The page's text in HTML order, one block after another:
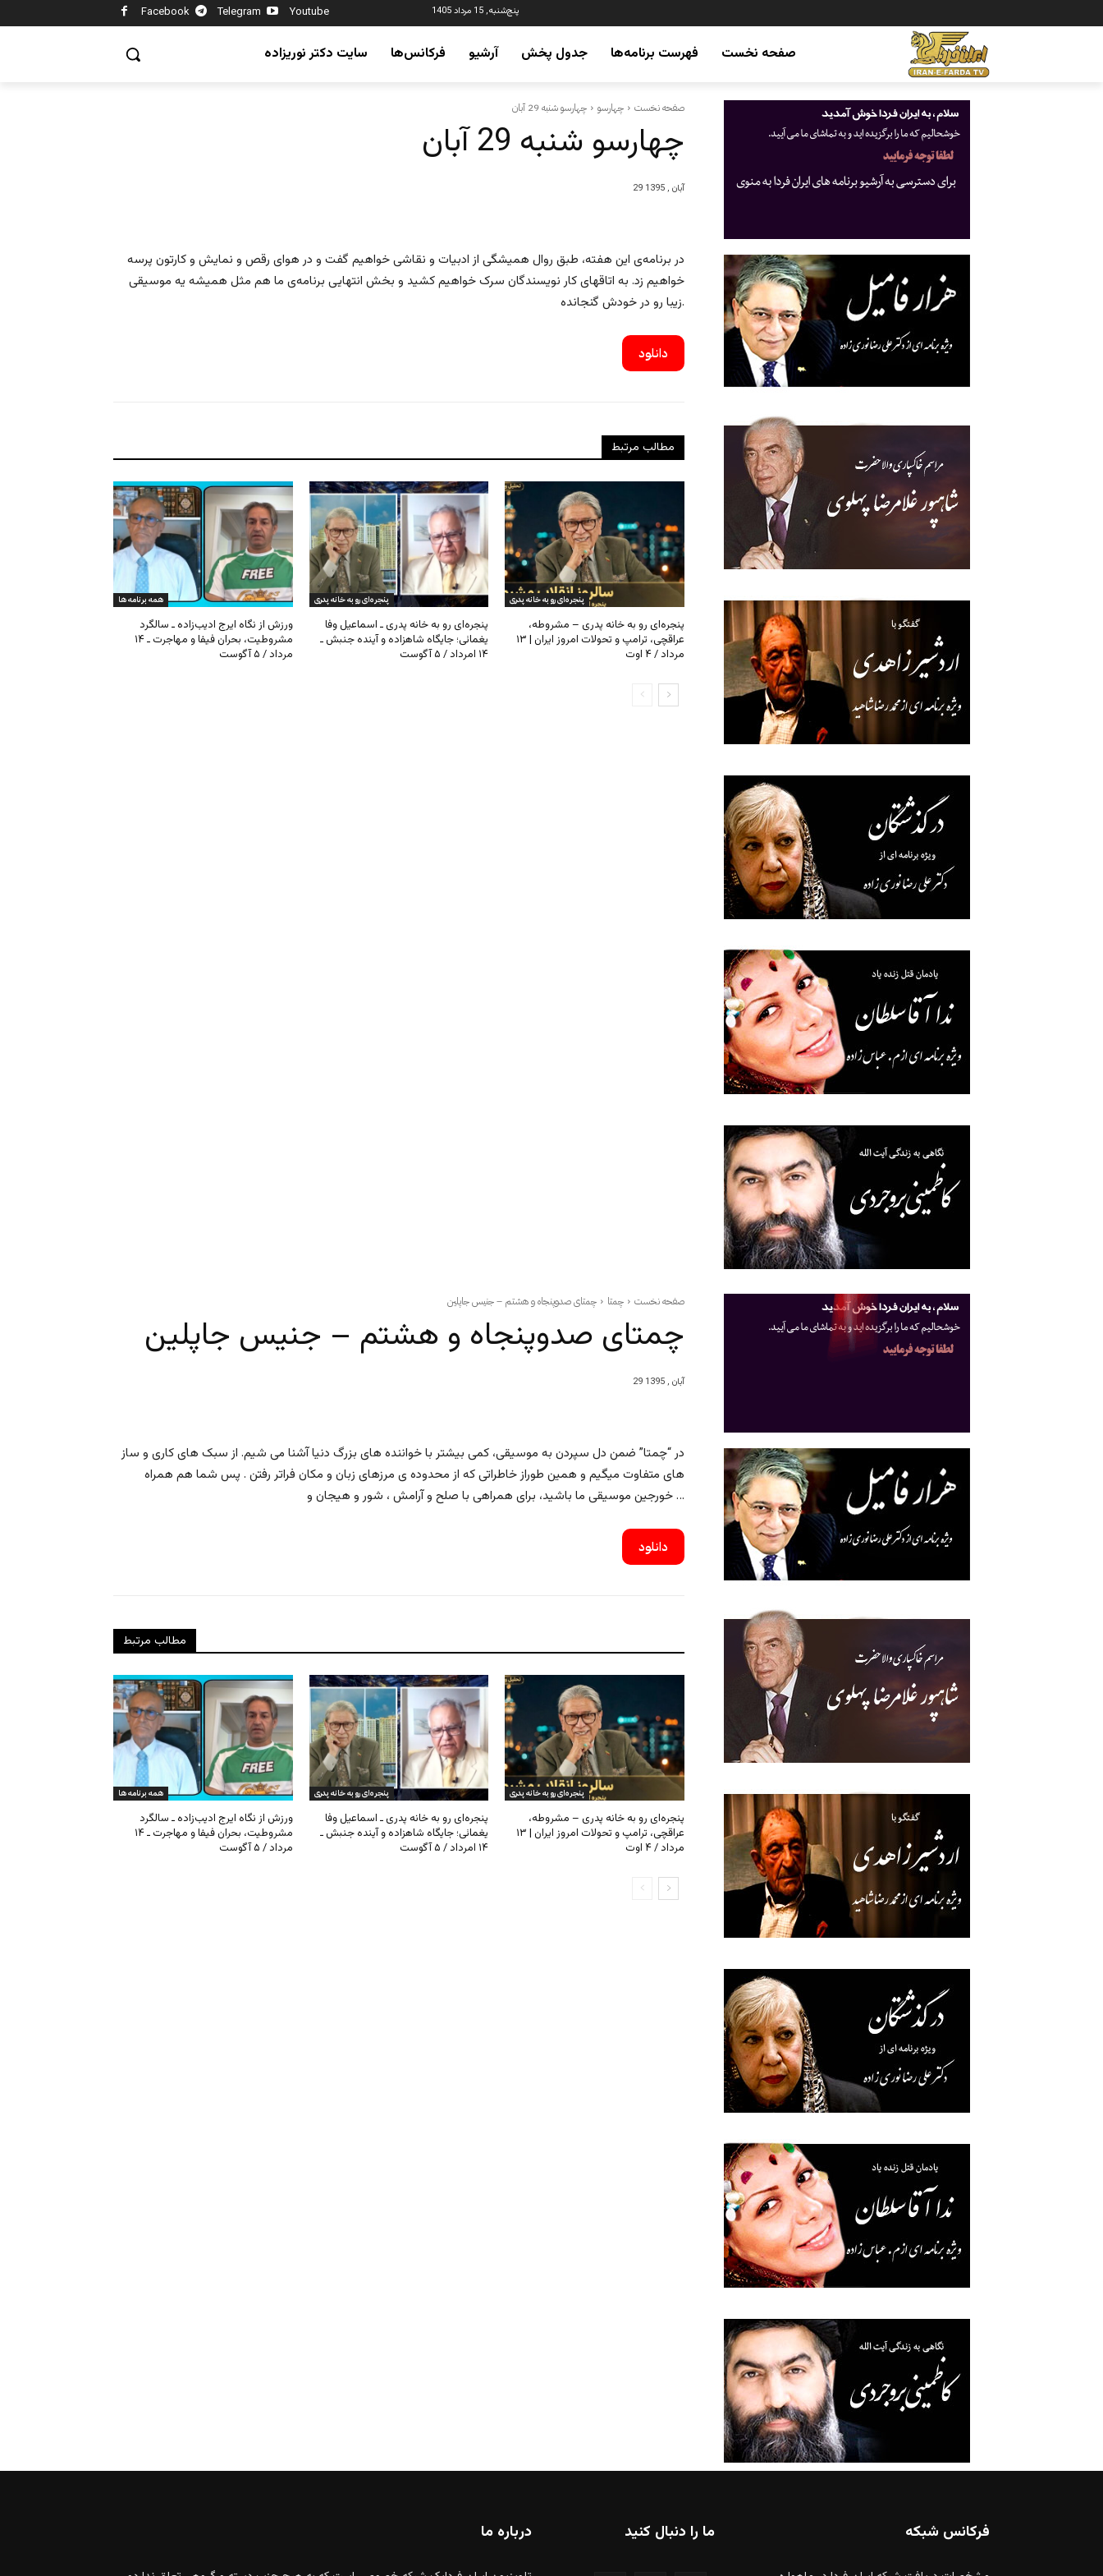
Facebook Telegram Youtube پنج‌شنبه, 15 مرداد 1405
صفحه نخست فهرست برنامه‌ها جدول پخش آرشیو فرکانس‌ها سایت دکتر نوریزاده
صفحه نخست چهارسو چهارسو شنبه 29 آبان
چهارسو شنبه 29 آبان
29 آبان , 1395
در برنامه‌ی این هفته، طبق روال همیشگی از ادبیات و نقاشی خواهیم گفت و در هوای رقص و نمایش و کارتون پرسه
خواهیم زد. به اتاقهای کار نویسندگان سرک خواهیم کشید و بخش انتهایی برنامه‌ی ما هم مثل همیشه یه موسیقی
زیبا رو در خودش گنجانده.
دانلود
مطالب مرتبط
همه برنامه ها
ورزش از نگاه ایرج ادیب‌زاده ـ سالگرد
مشروطیت، بحران فیفا و مهاجرت ـ ۱۴
مرداد / ۵ آگوست
پنجره‌ای رو به خانه پدری
پنجره‌ای رو به خانه پدری ـ اسماعیل وفا
یغمائی؛ جایگاه شاهزاده و آینده جنبش ـ
۱۴ امرداد / ۵ آگوست
پنجره‌ای رو به خانه پدری
پنجره‌ای رو به خانه پدری – مشروطه،
عراقچی، ترامپ و تحولات امروز ایران | ۱۳
مرداد / ۴ اوت
فرکانس شبکه ما را دنبال کنید درباره ما